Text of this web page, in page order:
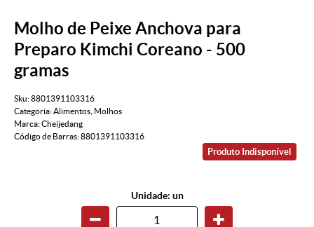
Molho de Peixe Anchova para
Preparo Kimchi Coreano - 500
gramas
Sku:8801391103316
Categoria:Alimentos Molhos
Marca:Cheijedang
Código de Barras:8801391103316
Produto Indisponível
Unidade: un